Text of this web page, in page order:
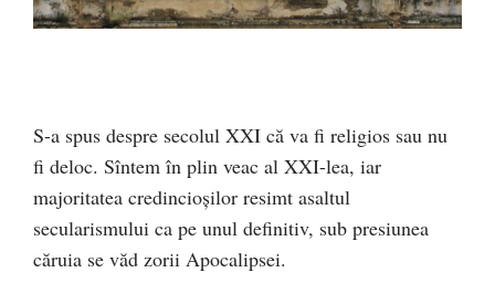
S-a spus despre secolul XXI că va fi religios sau nu
fi deloc. Sîntem în plin veac al XXI-lea, iar
majoritatea credincioșilor resimt asaltul
secularismului ca pe unul definitiv, sub presiunea
căruia se văd zorii Apocalipsei.